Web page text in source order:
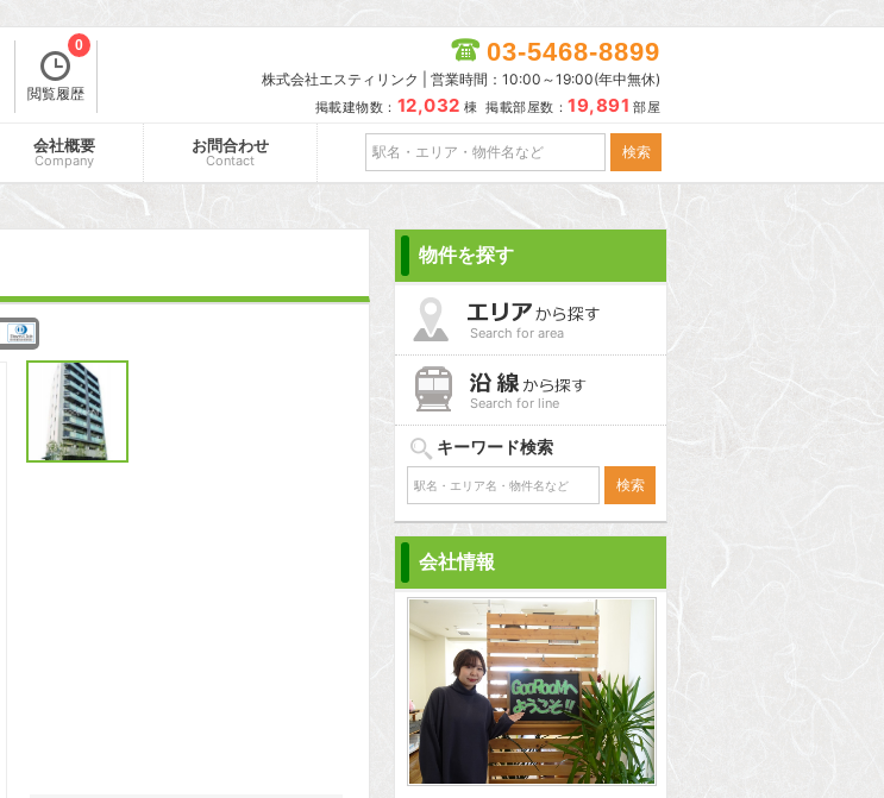
閲覧履歴
0 03-5468-8899
株式会社エスティリンク | 営業時間：10:00～19:00(年中無休)
掲載建物数： 12,032 棟 掲載部屋数： 19,891 部屋
会社概要
Company
お問合わせ
Contact
物件を探す
Search for area
Search for line
キーワード検索
会社情報